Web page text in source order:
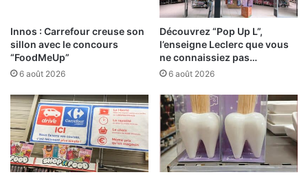
Innos : Carrefour creuse son
sillon avec le concours
“FoodMeUp”
6 août 2026
Découvrez “Pop Up L”,
l’enseigne Leclerc que vous
ne connaissiez pas…
6 août 2026